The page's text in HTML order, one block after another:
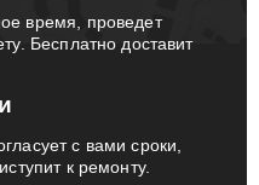
время, проведет
Бесплатно доставит
с вами сроки,
к ремонту.